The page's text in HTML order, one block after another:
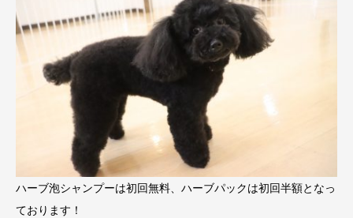
ハーブ泡シャンプーは初回無料、ハーブパックは初回半額となっ
ております！